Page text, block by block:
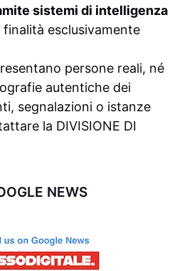
sistemi di intelligenza
finalità esclusivamente
persone reali, né
autentiche dei
segnalazioni o istanze
la DIVISIONE DI
NEWS